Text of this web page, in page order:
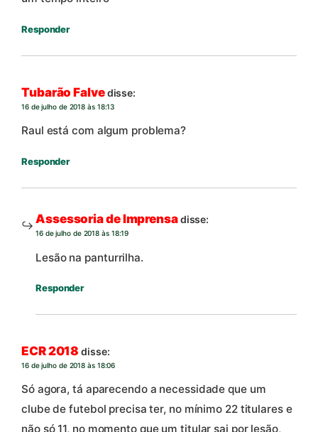
Responder
Tubarão Falvedisse:
16 de julho de 2018 às 18:13
Raul está com algum problema?
Responder
Assessoria de Imprensadisse:
16 de julho de 2018 às 18:19
Lesão na panturrilha.
Responder
ECR 2018 disse:
16 de julho de 2018 às 18:06
Só agora, tá aparecendo a necessidade que um
clube de futebol precisa ter, no mínimo 22 titulares e
não só 11, no momento que um titular sai por lesão,